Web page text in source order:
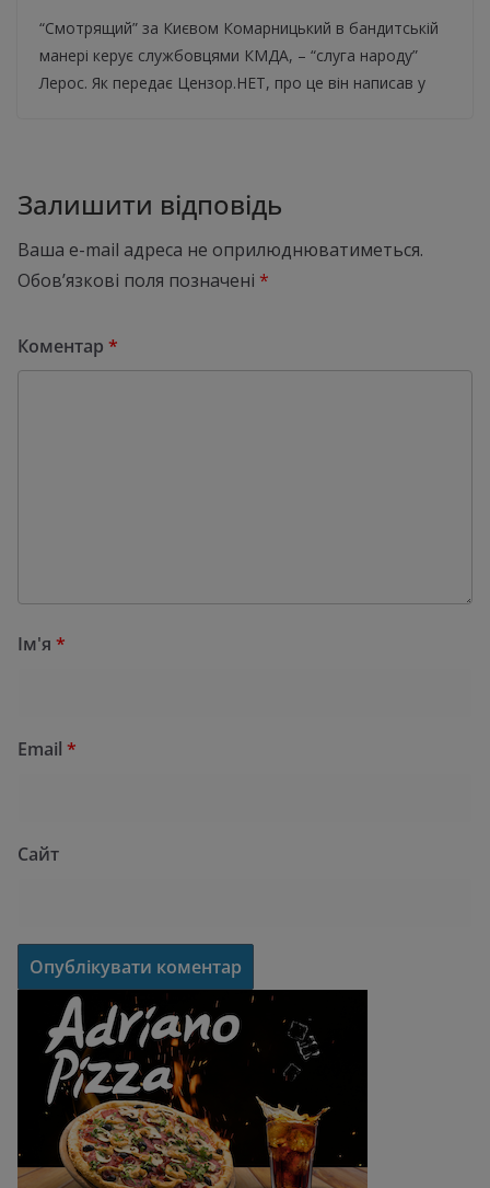
“Смотрящий” за Києвом Комарницький в бандитській
манері керує службовцями КМДА, – “слуга народу”
Лерос. Як передає Цензор.НЕТ, про це він написав у
Залишити відповідь
Ваша e-mail адреса не оприлюднюватиметься.
Обов’язкові поля позначені *
Коментар *
Ім'я *
Email *
Сайт